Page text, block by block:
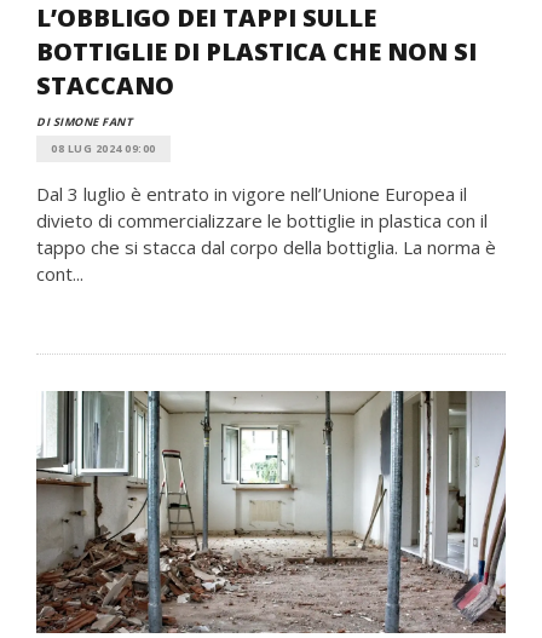
L’OBBLIGO DEI TAPPI SULLE
BOTTIGLIE DI PLASTICA CHE NON SI
STACCANO
DI SIMONE FANT
08 LUG 2024 09:00
Dal 3 luglio è entrato in vigore nell’Unione Europea il
divieto di commercializzare le bottiglie in plastica con il
tappo che si stacca dal corpo della bottiglia. La norma è
cont...